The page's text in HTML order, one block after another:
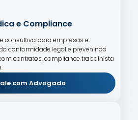
e Compliance
consultiva para empresas e
conformidade legal e prevenindo
contratos, compliance trabalhista
com Advogado